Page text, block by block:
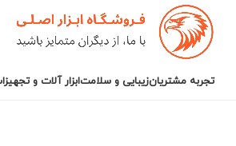
تجربه مشتریانزیبایی و سلامتابزار آلات و